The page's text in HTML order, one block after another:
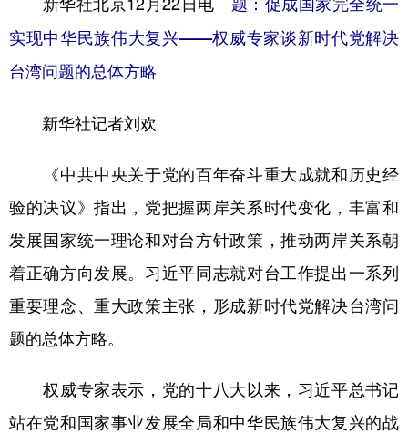
地方频道
北京 天津
安徽 福建 江西
广东 广西 海南 重庆
四川 贵州 云南 西藏
陕西
新疆 内蒙古 黑龙江
实现中华民族伟大复兴——权威专家谈新时代党解决
台湾问题的总体方略
新华社记者刘欢
《中共中央关于党的百年奋斗重大成就和历史经
验的决议》指出，党把握两岸关系时代变化，丰富和
发展国家统一理论和对台方针政策，推动两岸关系朝
着正确方向发展。习近平同志就对台工作提出一系列
重要理念、重大政策主张，形成新时代党解决台湾问
题的总体方略。
权威专家表示，党的十八大以来，习近平总书记
站在党和国家事业发展全局和中华民族伟大复兴的战